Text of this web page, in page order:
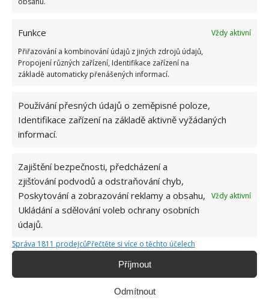
Funkce
Vždy aktivní
Přiřazování a kombinování údajů z jiných zdrojů údajů,
Propojení různých zařízení, Identifikace zařízení na
základě automaticky přenášených informací.
Používání přesných údajů o zeměpisné poloze,
Identifikace zařízení na základě aktivně vyžádaných
informací.
Zajištění bezpečnosti, předcházení a
zjišťování podvodů a odstraňování chyb,
Poskytování a zobrazování reklamy a obsahu,
Ukládání a sdělování voleb ochrany osobních
údajů.
Vždy aktivní
Správa 1811 prodejcůPřečtěte si více o těchto účelech
Příjmout
Odmítnout
Jiří Kolář
Absolvent České zemědělské